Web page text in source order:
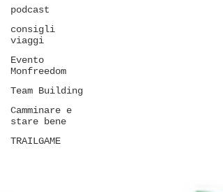
podcast
consigli
viaggi
Evento
Monfreedom
Team Building
Camminare e
stare bene
TRAILGAME